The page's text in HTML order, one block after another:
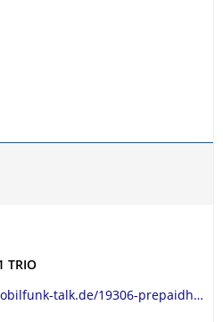
TRIO
talk.de/19306-prepaidh…